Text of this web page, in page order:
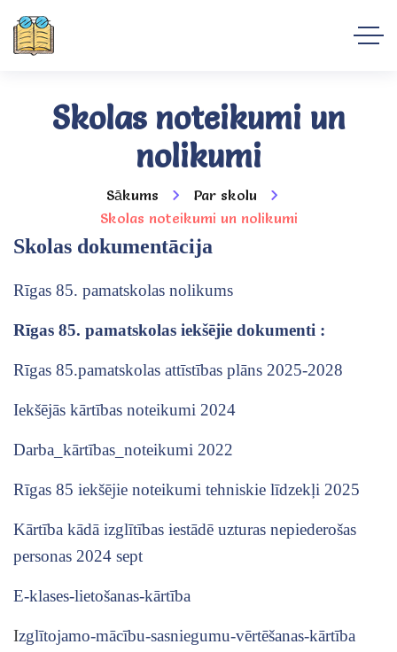
Skolas noteikumi un
nolikumi
Sākums
Par skolu
Skolas noteikumi un nolikumi
Skolas dokumentācija
Rīgas 85. pamatskolas nolikums
Rīgas 85. pamatskolas iekšējie dokumenti :
Rīgas 85.pamatskolas attīstības plāns 2025-2028
Iekšējās kārtības noteikumi 2024
Darba_kārtības_noteikumi 2022
Rīgas 85 iekšējie noteikumi tehniskie līdzekļi 2025
Kārtība kādā izglītības iestādē uzturas nepiederošas
personas 2024 sept
E-klases-lietošanas-kārtība
Izglītojamo-mācību-sasniegumu-vērtēšanas-kārtība